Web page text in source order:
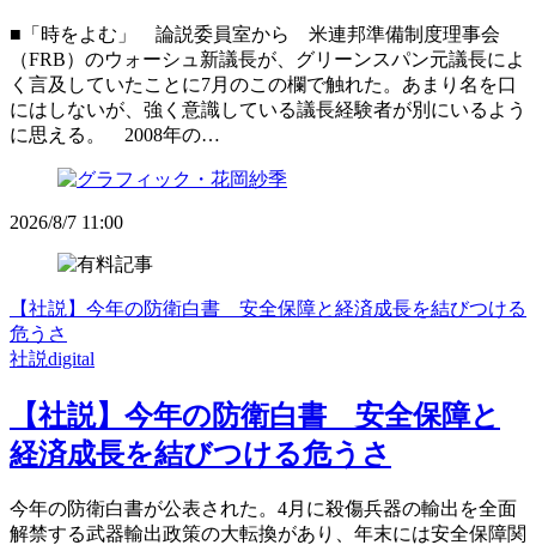
■「時をよむ」 論説委員室から 米連邦準備制度理事会
（FRB）のウォーシュ新議長が、グリーンスパン元議長によ
く言及していたことに7月のこの欄で触れた。あまり名を口
にはしないが、強く意識している議長経験者が別にいるよう
に思える。 2008年の…
2026/8/7 11:00
【社説】今年の防衛白書 安全保障と経済成長を結びつける
危うさ
社説digital
【社説】今年の防衛白書 安全保障と
経済成長を結びつける危うさ
今年の防衛白書が公表された。4月に殺傷兵器の輸出を全面
解禁する武器輸出政策の大転換があり、年末には安全保障関